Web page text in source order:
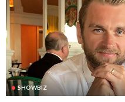
SHOWBIZ